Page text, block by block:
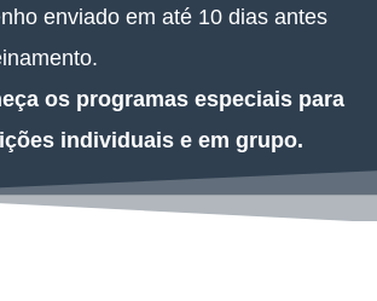
enviado em até 10 dias antes
os programas especiais para
individuais e em grupo.